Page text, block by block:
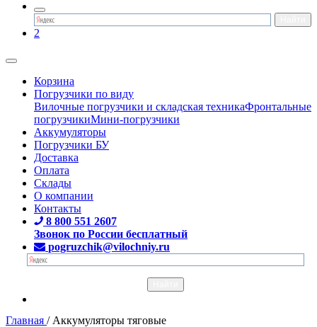
2
Корзина
Погрузчики по виду
Вилочные погрузчики и складская техникаФронтальные
погрузчикиМини-погрузчики
Аккумуляторы
Погрузчики БУ
Доставка
Оплата
Склады
О компании
Контакты
8 800 551 2607
Звонок по России бесплатный
pogruzchik@vilochniy.ru
Главная / Аккумуляторы тяговые